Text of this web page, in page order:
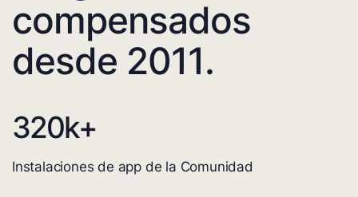
compensados
desde 2011.
320k+
Instalaciones de app de la Comunidad